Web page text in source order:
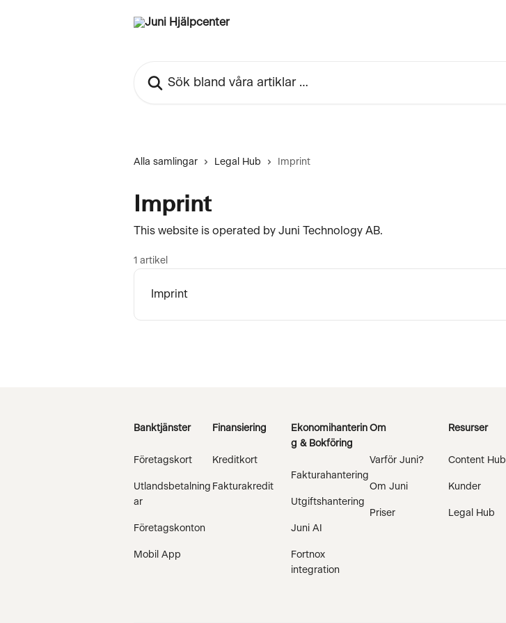
Alla samlingar Legal Hub Imprint
Imprint
This website is operated by Juni Technology AB.
1 artikel
Imprint
Banktjänster
Företagskort
Utlandsbetalning
ar
Företagskonton
Mobil App
Finansiering
Kreditkort
Fakturakredit
Ekonomihanterin
g & Bokföring
Fakturahantering
Utgiftshantering
Juni AI
Fortnox
integration
Om
Varför Juni?
Om Juni
Priser
Resurser
Content Hub
Kunder
Legal Hub